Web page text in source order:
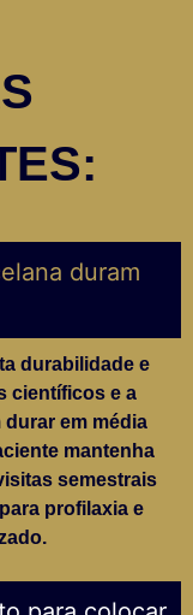
duram
durabilidade e
científicos e a
em média
mantenha
semestrais
profilaxia e